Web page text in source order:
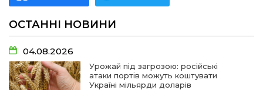
ОСТАННІ НОВИНИ
04.08.2026
Урожай під загрозою: російські
атаки портів можуть коштувати
Україні мільярди доларів